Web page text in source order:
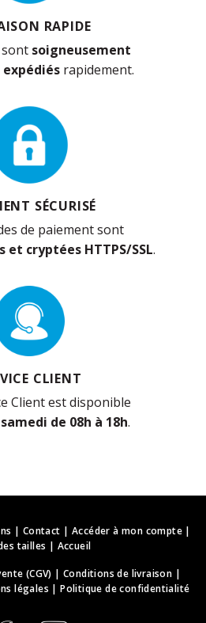
RAPIDE
soigneusement
rapidement.
SÉCURISÉ
de paiement sont
et cryptées HTTPS/SSL.
CLIENT
Client est disponible
de 08h à 18h.
| Contact | Accéder à mon compte|
tailles | Accueil
(CGV) |Conditions de livraison |
légales |Politique de confidentialité